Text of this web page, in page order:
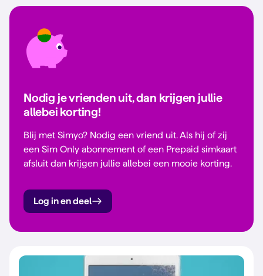
Nodig je vrienden uit, dan krijgen jullie
allebei korting!
Blij met Simyo? Nodig een vriend uit. Als hij of zij
een Sim Only abonnement of een Prepaid simkaart
afsluit dan krijgen jullie allebei een mooie korting.
Log in en deel